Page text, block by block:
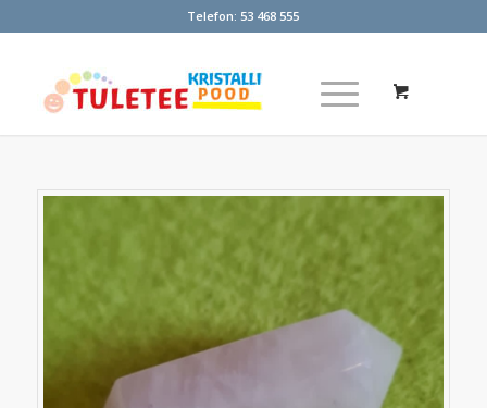
Telefon: 53 468 555